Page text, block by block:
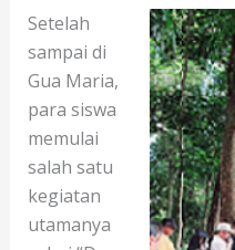
Setelah
sampai di
Gua Maria,
para siswa
memulai
salah satu
kegiatan
utamanya